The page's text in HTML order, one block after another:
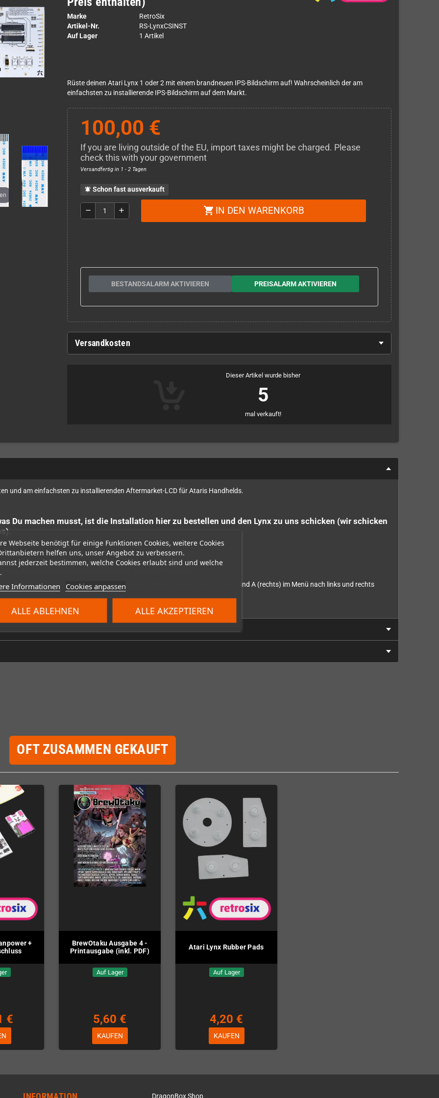
Webseite benötigt für einige Funktionen Cookies, weitere Cookies
helfen uns, unser Angebot zu verbessern.
jederzeit bestimmen, welche Cookies erlaubt sind und welche
Informationen Cookies anpassen
ALLE ABLEHNEN ALLE AKZEPTIEREN
Marke
RetroSix
Artikel-Nr.
RS-LynxCSINST
Auf Lager
1 Artikel
Rüste deinen Atari Lynx 1 oder 2 mit einem brandneuen IPS-Bildschirm auf! Wahrscheinlich der am
einfachsten zu installierende IPS-Bildschirm auf dem Markt.
100,00 €
If you are living outside of the EU, import taxes might be charged. Please
check this with your government
Versandfertig in 1 - 2 Tagen
notifications_active Schon fast ausverkauft
remove add shopping_cart IN DEN WARENKORB
BESTANDSALARM AKTIVIEREN PREISALARM AKTIVIEREN
Versandkosten
Dieser Artikel wurde bisher
5
mal verkauft!
und am einfachsten zu installierenden Aftermarket-LCD für Ataris Handhelds.
Du machen musst, ist die Installation hier zu bestellen und den Lynx zu uns schicken (wir schicken
Preis hinzukommen, sind die Versandkosten.
Wenn du B drückst, gelangst du ins Menü, während du mit Links und A (rechts) im Menü nach links und rechts
VGA-Ausgang (wenn du einen VGA-Anschluss eingelötet hast).
OFT ZUSAMMEN GEKAUFT
+
€
BrewOtaku Ausgabe 4 -
Printausgabe (inkl. PDF)
Auf Lager
5,60 €
KAUFEN
Atari Lynx Rubber Pads
Auf Lager
4,20 €
KAUFEN
DragonBox Shop